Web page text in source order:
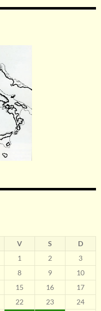
V S
D
1
2
3
8 9
10
15 16
17
22 23
24